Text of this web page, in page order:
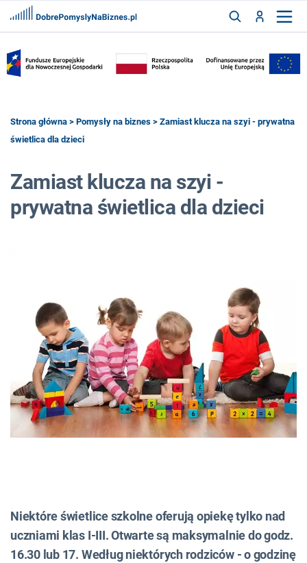
ZAREJESTRUJ
FRANCZYZY
Strona główna > Pomysły na biznes > Zamiast klucza na szyi - prywatna
świetlica dla dzieci
Zamiast klucza na szyi -
prywatna świetlica dla dzieci
Niektóre świetlice szkolne oferują opiekę tylko nad
uczniami klas I-III. Otwarte są maksymalnie do godz.
16.30 lub 17. Według niektórych rodziców - o godzinę